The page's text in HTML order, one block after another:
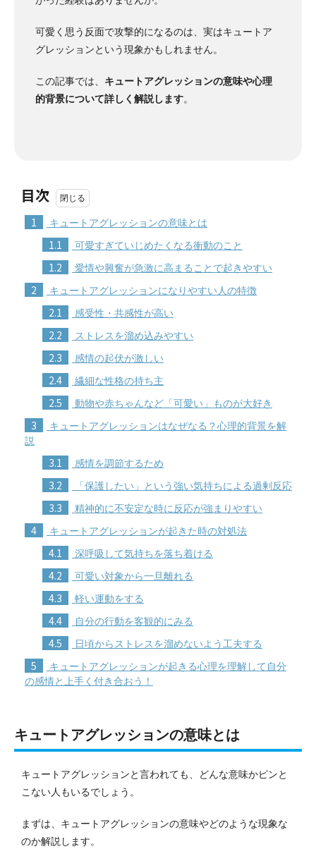
可愛く思う反面で攻撃的になるのは、実はキュートア
グレッションという現象かもしれません。
この記事では、 キュートアグレッションの意味や心理
的背景について詳しく解説します。
目次
1 キュートアグレッションの意味とは
1.1 可愛すぎていじめたくなる衝動のこと
1.2 愛情や興奮が急激に高まることで起きやすい
2 キュートアグレッションになりやすい人の特徴
2.1 感受性・共感性が高い
2.2 ストレスを溜め込みやすい
2.3 感情の起伏が激しい
2.4 繊細な性格の持ち主
2.5 動物や赤ちゃんなど「可愛い」ものが大好き
3
キュートアグレッションはなぜなる？心理的背景を解
説
3.1 感情を調節するため
3.2 「保護したい」という強い気持ちによる過剰反応
3.3 精神的に不安定な時に反応が強まりやすい
4 キュートアグレッションが起きた時の対処法
4.1 深呼吸して気持ちを落ち着ける
4.2 可愛い対象から一旦離れる
4.3 軽い運動をする
4.4 自分の行動を客観的にみる
4.5 日頃からストレスを溜めないよう工夫する
5
キュートアグレッションが起きる心理を理解して自分
の感情と上手く付き合おう！
キュートアグレッションの意味とは
キュートアグレッションと言われても、どんな意味かピンと
こない人もいるでしょう。
まずは、キュートアグレッションの意味やどのような現象な
のか解説します。